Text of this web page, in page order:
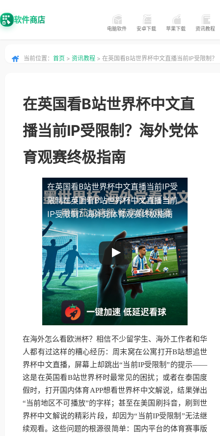
软件商店
电脑软件 安卓下载 苹果下载 资讯教程
当前位置： 首页 > 资讯教程 > 在英国看B站世界杯中文直播当前IP受限制？
在英国看B站世界杯中文直
播当前IP受限制？海外党体
育观赛终极指南
在英国看B站世界杯中文直播当前IP受
限制在英国看B站世界杯中文直播当前
IP受限制？海外党体育观赛终极指南
在海外怎么看欧洲杯？相信不少留学生、海外工作者和华
人都有过这样的糟心经历：周末窝在公寓打开B站想追世
界杯中文直播，屏幕上却跳出“当前IP受限制”的提示——
这是在英国看B站世界杯时最常见的困扰；或者在泰国度
假时，打开国内体育APP想看世界杯中文解说，结果弹出
“当前地区不可播放”的字样；甚至在美国刷抖音，刷到世
界杯中文解说的精彩片段，却因为“当前IP受限制”无法继
续观看。这些问题的根源很简单：国内平台的体育赛事版